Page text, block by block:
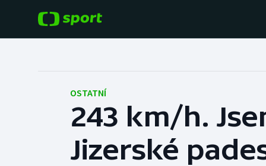
Hokej
Tenis
Baseball a softbal
Basketbal
OSTATNÍ
243 km/h.
Jizerské